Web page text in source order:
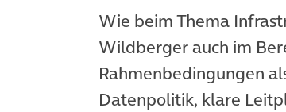
Wie beim Thema
Wildberger auch im
Rahmenbedingungen
Datenpolitik, klare